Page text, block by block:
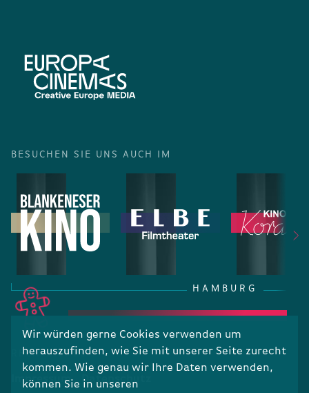
Wir würden gerne Cookies verwenden um
herauszufinden, wie Sie mit unserer Seite zurecht
kommen. Wie genau wir Ihre Daten verwenden,
können Sie in unseren
BESUCHEN SIE UNS AUCH IM
HAMBURG
RECHTLICHES
Impressum Datenschutz